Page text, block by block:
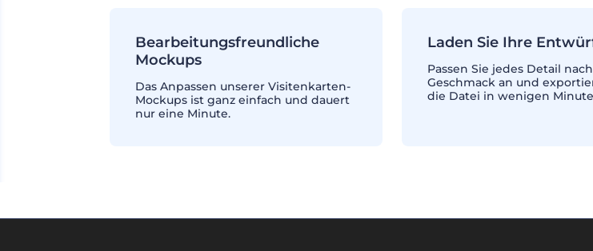
Bearbeitungsfreundliche
Mockups
Das Anpassen unserer Visitenkarten-
Mockups ist ganz einfach und dauert
nur eine Minute.
Laden Sie Ihre
Passen Sie jedes Detail
Geschmack an und
die Datei in wenigen